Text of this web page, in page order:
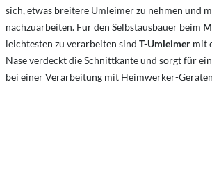
sich, etwas breitere Umleimer zu nehmen und
nachzuarbeiten. Für den Selbstausbauer beim
leichtesten zu verarbeiten sind T-Umleimer mit
Nase verdeckt die Schnittkante und sorgt für
bei einer Verarbeitung mit Heimwerker-